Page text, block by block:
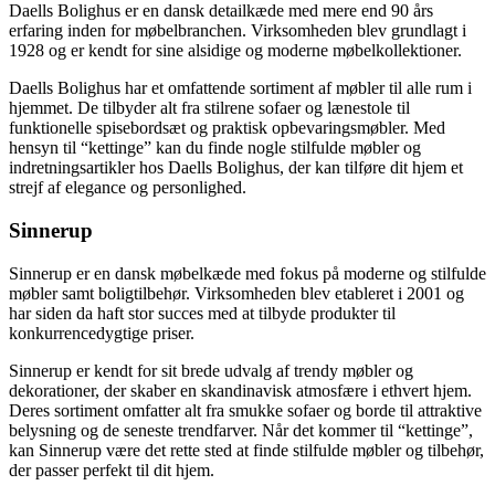
Daells Bolighus er en dansk detailkæde med mere end 90 års
erfaring inden for møbelbranchen. Virksomheden blev grundlagt i
1928 og er kendt for sine alsidige og moderne møbelkollektioner.
Daells Bolighus har et omfattende sortiment af møbler til alle rum i
hjemmet. De tilbyder alt fra stilrene sofaer og lænestole til
funktionelle spisebordsæt og praktisk opbevaringsmøbler. Med
hensyn til “kettinge” kan du finde nogle stilfulde møbler og
indretningsartikler hos Daells Bolighus, der kan tilføre dit hjem et
strejf af elegance og personlighed.
Sinnerup
Sinnerup er en dansk møbelkæde med fokus på moderne og stilfulde
møbler samt boligtilbehør. Virksomheden blev etableret i 2001 og
har siden da haft stor succes med at tilbyde produkter til
konkurrencedygtige priser.
Sinnerup er kendt for sit brede udvalg af trendy møbler og
dekorationer, der skaber en skandinavisk atmosfære i ethvert hjem.
Deres sortiment omfatter alt fra smukke sofaer og borde til attraktive
belysning og de seneste trendfarver. Når det kommer til “kettinge”,
kan Sinnerup være det rette sted at finde stilfulde møbler og tilbehør,
der passer perfekt til dit hjem.